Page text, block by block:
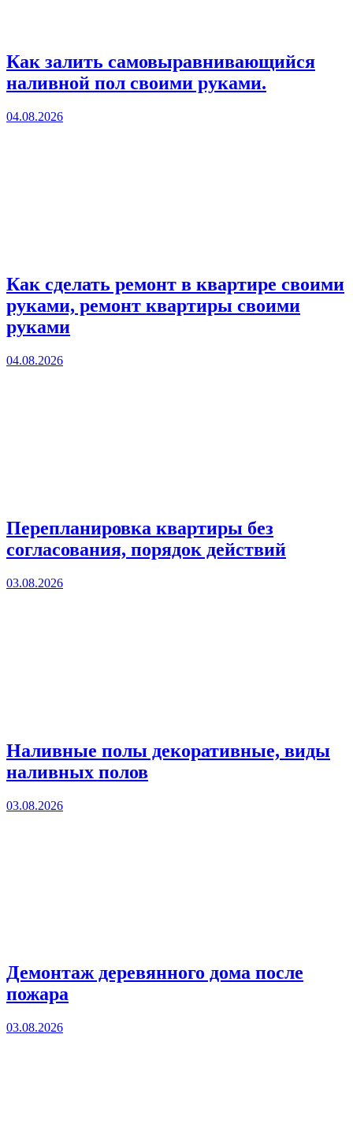
Как залить самовыравнивающийся
наливной пол своими руками.
04.08.2026
Как сделать ремонт в квартире своими
руками, ремонт квартиры своими
руками
04.08.2026
Перепланировка квартиры без
согласования, порядок действий
03.08.2026
Наливные полы декоративные, виды
наливных полов
03.08.2026
Демонтаж деревянного дома после
пожара
03.08.2026